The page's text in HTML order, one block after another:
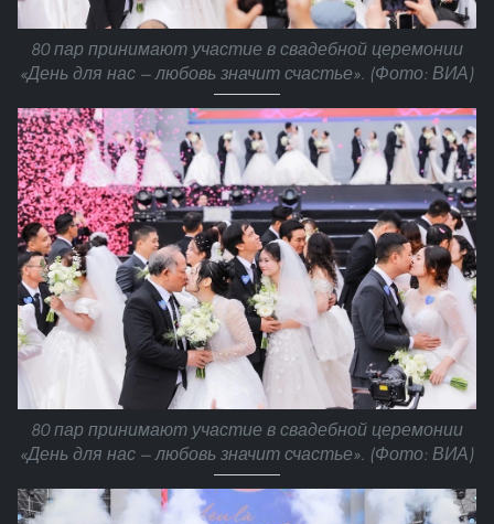
80 пар принимают участие в свадебной церемонии
«День для нас — любовь значит счастье». (Фото: ВИА)
80 пар принимают участие в свадебной церемонии
«День для нас — любовь значит счастье». (Фото: ВИА)